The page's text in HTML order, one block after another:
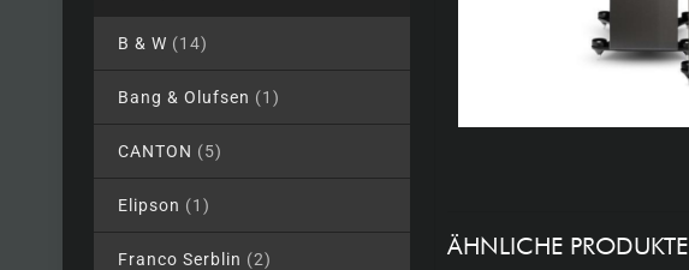
ÄHNLICHE PRODUKTE
B & W (14)
Bang & Olufsen (1)
CANTON (5)
Elipson (1)
Franco Serblin (2)